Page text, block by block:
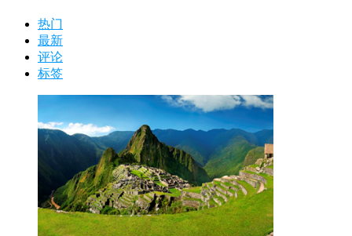
热门
最新
评论
标签